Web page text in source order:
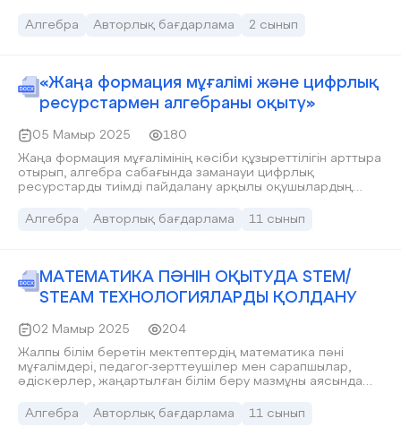
қиындықтарды дамытуға бағытталған. Қазақстан
(Математикалық сауаттылығын)арттыратын тапсырмалар
жинағы "Жалпы білім беру ұйымдарына арналған жалпы
білім беретін пәндердің, бастауыш, негізгі орта және
үлгілік оқу бағдарламаларын бекіту туралы" Қазақстан
Республикасы Оқу-ағарту министрінің 2022 жылғы 16
қыркүйектегі №399 бұйрығына өзгерістер енгізу туралы»
Қазақстан Республикасы Оқу-ағарту министрінің 2023
жылғы 31 қазандағы №328 бұйрығы негізінде әзірленді.
тәсілдерді енгізу, соның ішінде деңгейлік тапсырмалар
Алгебра Авторлық бағдарлама 2 сынып
«Жаңа формация мұғалімі және цифрлық
ресурстармен алгебраны оқыту»
05 Мамыр 2025
180
Жаңа формация мұғалімінің кәсіби құзыреттілігін арттыра
отырып, алгебра сабағында заманауи цифрлық
ресурстарды тиімді пайдалану арқылы оқушылардың
жетілдіру.
Алгебра Авторлық бағдарлама 11 сынып
МАТЕМАТИКА ПӘНІН ОҚЫТУДА STEM/
ЅТЕАМ ТЕХНОЛОГИЯЛАРДЫ ҚОЛДАНУ
02 Мамыр 2025
204
Жалпы білім беретін мектептердің математика пәні
мұғалімдері, педагог-зерттеушілер мен сарапшылар,
әдіскерлер, жаңартылған білім беру мазмұны аясында
қызығушылық танытқан ұстаздар қауымы мен білім беру
Алгебра Авторлық бағдарлама 11 сынып